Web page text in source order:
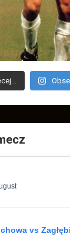
vs